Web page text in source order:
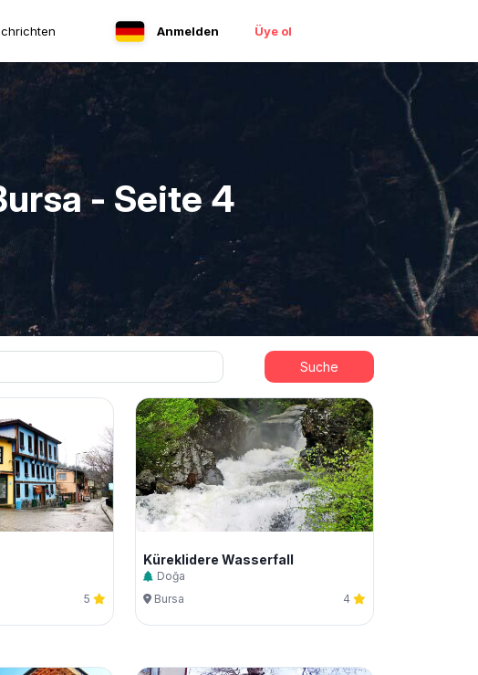
Anmelden Üye ol
- Seite 4
Suche
5
Küreklidere Wasserfall
Doğa
Bursa
4